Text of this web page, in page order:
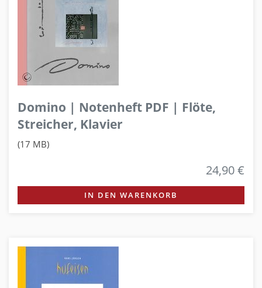
Domino | Notenheft PDF | Flöte,
Streicher, Klavier
(17 MB)
24,90 €
IN DEN WARENKORB